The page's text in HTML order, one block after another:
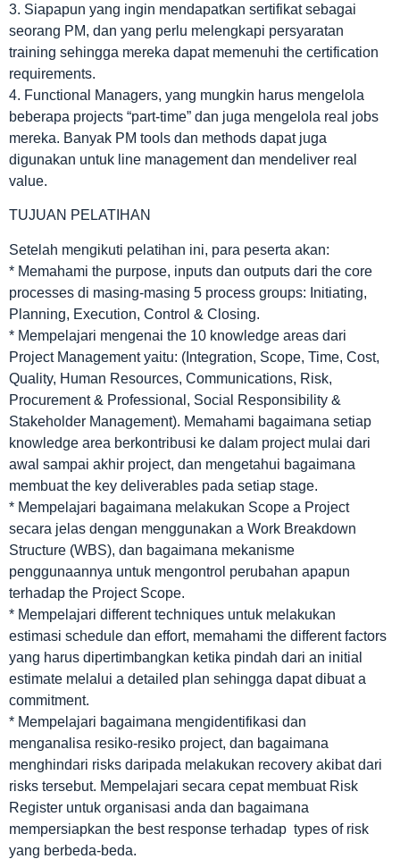
3. Siapapun yang ingin mendapatkan sertifikat sebagai
seorang PM, dan yang perlu melengkapi persyaratan
training sehingga mereka dapat memenuhi the certification
requirements.
4. Functional Managers, yang mungkin harus mengelola
beberapa projects “part-time” dan juga mengelola real jobs
mereka. Banyak PM tools dan methods dapat juga
digunakan untuk line management dan mendeliver real
value.
TUJUAN PELATIHAN
Setelah mengikuti pelatihan ini, para peserta akan:
* Memahami the purpose, inputs dan outputs dari the core
processes di masing-masing 5 process groups: Initiating,
Planning, Execution, Control & Closing.
* Mempelajari mengenai the 10 knowledge areas dari
Project Management yaitu: (Integration, Scope, Time, Cost,
Quality, Human Resources, Communications, Risk,
Procurement & Professional, Social Responsibility &
Stakeholder Management). Memahami bagaimana setiap
knowledge area berkontribusi ke dalam project mulai dari
awal sampai akhir project, dan mengetahui bagaimana
membuat the key deliverables pada setiap stage.
* Mempelajari bagaimana melakukan Scope a Project
secara jelas dengan menggunakan a Work Breakdown
Structure (WBS), dan bagaimana mekanisme
penggunaannya untuk mengontrol perubahan apapun
terhadap the Project Scope.
* Mempelajari different techniques untuk melakukan
estimasi schedule dan effort, memahami the different factors
yang harus dipertimbangkan ketika pindah dari an initial
estimate melalui a detailed plan sehingga dapat dibuat a
commitment.
* Mempelajari bagaimana mengidentifikasi dan
menganalisa resiko-resiko project, dan bagaimana
menghindari risks daripada melakukan recovery akibat dari
risks tersebut. Mempelajari secara cepat membuat Risk
Register untuk organisasi anda dan bagaimana
mempersiapkan the best response terhadap types of risk
yang berbeda-beda.